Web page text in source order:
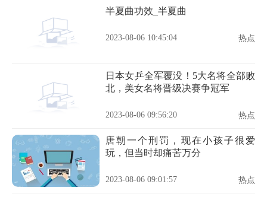
半夏曲功效_半夏曲
2023-08-06 10:45:04 热点
日本女乒全军覆没！5大名将全部败
北，美女名将晋级决赛争冠军
2023-08-06 09:56:20 热点
唐朝一个刑罚，现在小孩子很爱
玩，但当时却痛苦万分
2023-08-06 09:01:57 热点